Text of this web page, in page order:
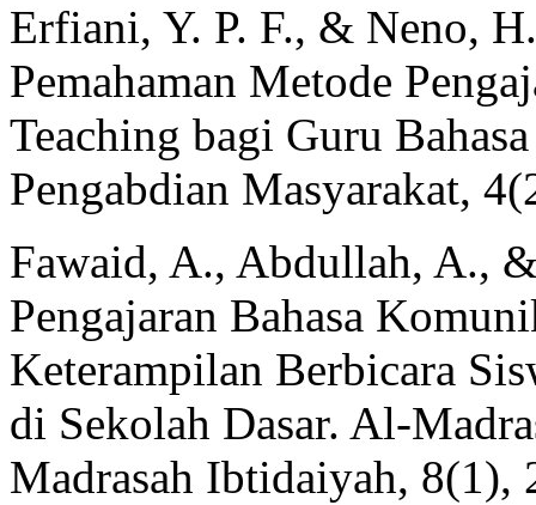
Erfiani, Y. P. F., & Neno,
Pemahaman Metode
Teaching bagi Guru
Pengabdian Masyarakat,
Fawaid, A., Abdullah, A.,
Pengajaran Bahasa
Keterampilan Berbicara
di Sekolah Dasar. Al-
Madrasah Ibtidaiyah, 8(1),